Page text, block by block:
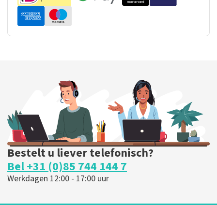
Bestelt u liever telefonisch?
Bel +31 (0)85 744 144 7
Werkdagen 12:00 - 17:00 uur